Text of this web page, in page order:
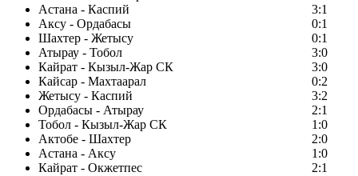
Астана - Каспий
3:1
Аксу - Ордабасы
0:1
Шахтер - Жетысу
0:1
Атырау - Тобол
3:0
Кайрат - Кызыл-Жар СК
3:0
Кайсар - Махтаарал
0:2
Жетысу - Каспий
3:2
Ордабасы - Атырау
2:1
Тобол - Кызыл-Жар СК
1:0
Актобе - Шахтер
2:0
Астана - Аксу
1:0
Кайрат - Окжетпес
2:1